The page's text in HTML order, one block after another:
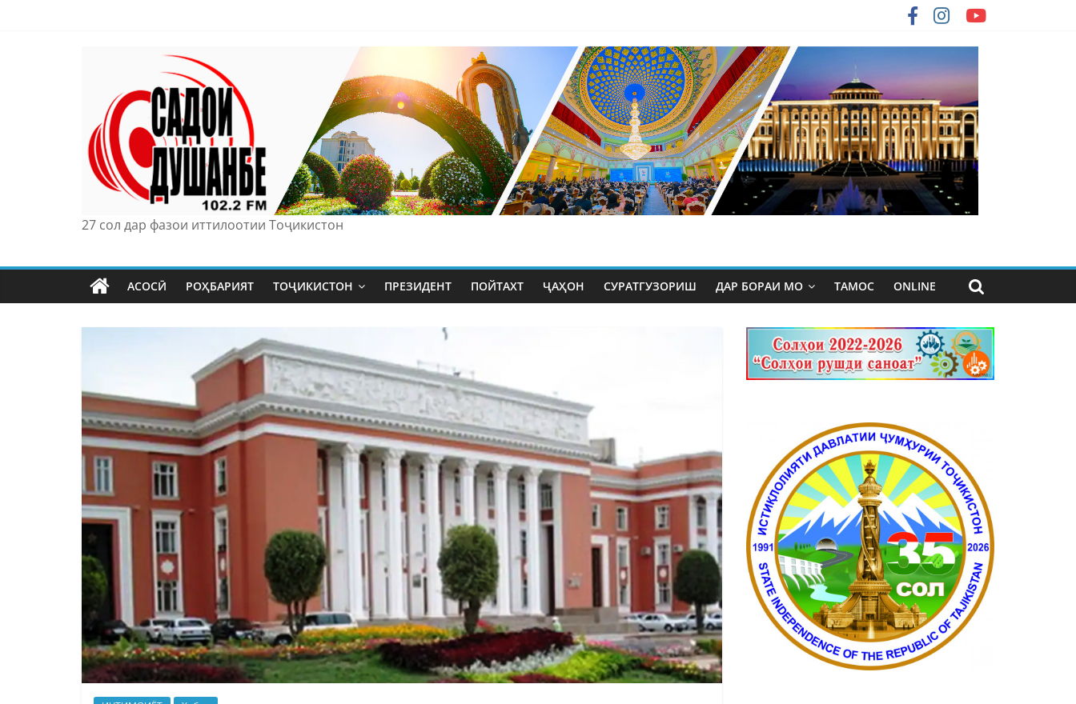
27 сол дар фазои иттилоотии Тоҷикистон
АСОСӢ РОҲБАРИЯТ ТОҶИКИСТОН ПРЕЗИДЕНТ ПОЙТАХТ ҶАҲОН СУРАТГУЗОРИШ ДАР БОРАИ МО ТАМОС ONLINE